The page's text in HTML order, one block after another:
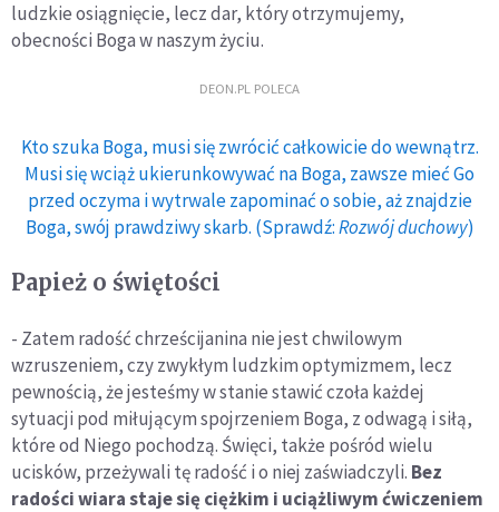
ludzkie osiągnięcie, lecz dar, który otrzymujemy,
obecności Boga w naszym życiu.
DEON.PL POLECA
Kto szuka Boga, musi się zwrócić całkowicie do wewnątrz.
Musi się wciąż ukierunkowywać na Boga, zawsze mieć Go
przed oczyma i wytrwale zapominać o sobie, aż znajdzie
Boga, swój prawdziwy skarb. (Sprawdź:Rozwój duchowy)
Papież o świętości
- Zatem radość chrześcijanina nie jest chwilowym
wzruszeniem, czy zwykłym ludzkim optymizmem, lecz
pewnością, że jesteśmy w stanie stawić czoła każdej
sytuacji pod miłującym spojrzeniem Boga, z odwagą i siłą,
które od Niego pochodzą. Święci, także pośród wielu
ucisków, przeżywali tę radość i o niej zaświadczyli. Bez
radości wiara staje się ciężkim i uciążliwym ćwiczeniem